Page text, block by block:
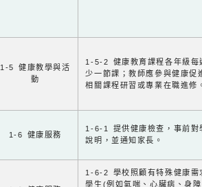
1-5 健康教學與活
動
1-5-2 健康教育課程各年級每
少一節課；教師應參與健康促
相關課程研習或專業在職進修
1-6 健康服務
1-6-1 提供健康檢查，事前對
說明，並通知家長。
1-6-2 學校照顧有特殊健康需
學生(例如氣喘、心臟病、身